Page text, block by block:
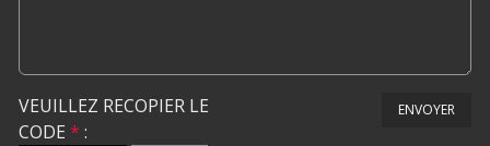
VEUILLEZ RECOPIER LE
CODE * :
ENVOYER